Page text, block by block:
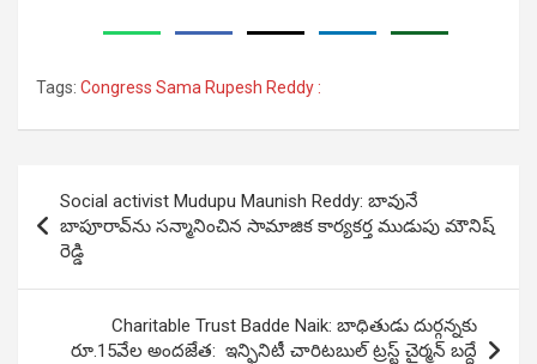
Tags: Congress Sama Rupesh Reddy :
navigation
Social activist Mudupu Maunish Reddy: బావునే
బాపూరావ్‌ను స‌న్మానించిన సామాజిక కార్యకర్త ముడుపు మౌనిష్
రెడ్డి
Charitable Trust Badde Naik: బాధితుడు దుర్గన్నకు
రూ.15వేల అంద‌జేత: ఇన్ఫినిటీ చారిటబుల్ ట్రస్ట్ చైర్మన్ బద్దే